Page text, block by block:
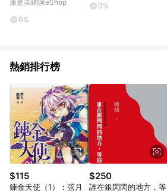
康是美網購eShop
0%
0%
熱銷排行榜
$115
鍊金天使（1）：弦月
$250
誰在銀閃閃的地方，等